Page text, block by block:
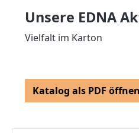
Unsere EDNA
Vielfalt im Karton
Katalog als PDF öffnen